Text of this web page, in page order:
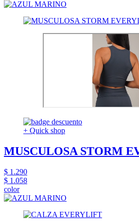
+ Quick shop
MUSCULOSA STORM
$ 1.290
$ 1.058
color